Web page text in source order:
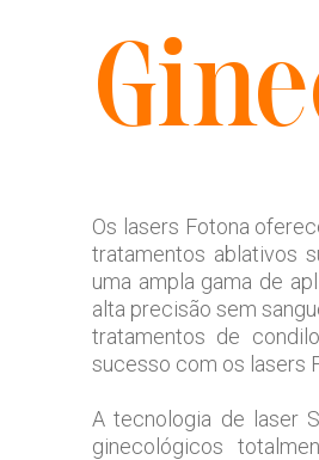
Os lasers Fotona
tratamentos ablativos
uma ampla gama de
alta precisão sem
tratamentos de
sucesso com os lasers
A tecnologia de laser
ginecológicos